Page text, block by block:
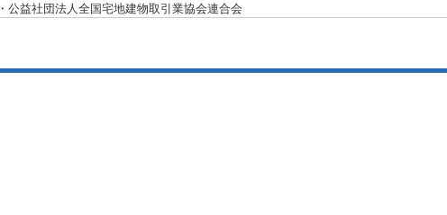
・公益社団法人全国宅地建物取引業協会連合会